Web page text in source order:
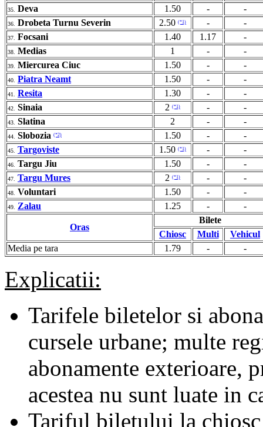
35. Deva 1.50 - -
36. Drobeta Turnu Severin 2.50 (*1) - -
37. Focsani 1.40 1.17 -
38. Medias 1 - -
39. Miercurea Ciuc 1.50 - -
40. Piatra Neamt 1.50 - -
41. Resita 1.30 - -
42. Sinaia 2 (*1) - -
43. Slatina 2 - -
44. Slobozia (*2) 1.50 - -
45. Targoviste 1.50 (*1) - -
46. Targu Jiu 1.50 - -
47. Targu Mures 2 (*1) - -
48. Voluntari 1.50 - -
49. Zalau 1.25 - -
Oras
Bilete
Chiosc
Multi
Vehicul
Media pe tara
1.79 - -
Explicatii:
Tarifele biletelor si
cursele urbane; multe
abonamente exterioare,
acestea nu sunt luate in
Tariful biletului la